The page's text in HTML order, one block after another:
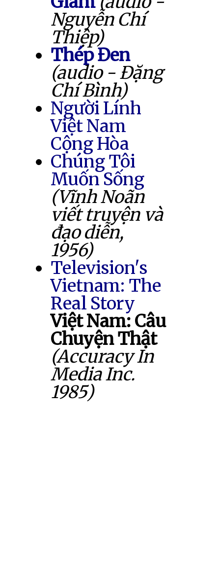
Nguyễn Chí
Thiệp)
Thép Đen
(audio - Đặng
Chí Bình)
Người Lính
Việt Nam
Cộng Hòa
Chúng Tôi
Muốn Sống
(Vĩnh Noãn
viết truyện và
đạo diễn,
1956)
Television's
Vietnam: The
Real Story
Việt Nam: Câu
Chuyện Thật
(Accuracy In
Media Inc.
1985)